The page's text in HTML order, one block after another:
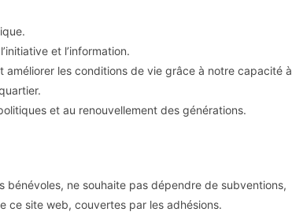
et l’information.
les conditions de vie grâce à notre capacité à
et au renouvellement des générations.
ne souhaite pas dépendre de subventions,
ce site web, couvertes par les adhésions.